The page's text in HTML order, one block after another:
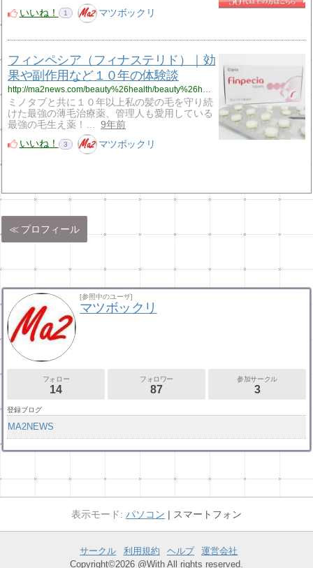
いいね！
1 マツボックリ
フィンペシア（フィナステリド）｜効
果や副作用など１０年の体験談
http://ma2news.com/beauty%26health/beauty%26health9.html
ミノタブと共に１０年以上私の髪の毛を守り続
けた最強の薄毛治療薬、管理人も愛用している
最強の毛生え薬！…
9年前
いいね！
3 マツボックリ
プロフィール
[参照中のユーザ]
マツボックリ
フォロー
14
フォロワー
87
参加サークル
3
登録ブログ
MA2NEWS
パソコン スマートフォン
サークル 利用規約 ヘルプ
運営会社
Copyright©2026 @With All rights reserved.